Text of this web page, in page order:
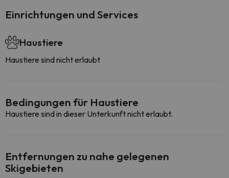
Einrichtungen und Services
Haustiere
Haustiere sind nicht erlaubt
Bedingungen für Haustiere
Haustiere sind in dieser Unterkunft nicht erlaubt.
Entfernungen zu nahe gelegenen
Skigebieten